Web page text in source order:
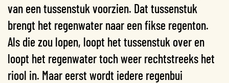
van een tussenstuk voorzien. Dat tussenstuk
brengt het regenwater naar een fikse regenton.
Als die zou lopen, loopt het tussenstuk over en
loopt het regenwater toch weer rechtstreeks het
riool in. Maar eerst wordt iedere regenbui